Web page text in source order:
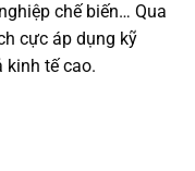
chế biến… Qua
cực áp dụng kỹ
kinh tế cao.